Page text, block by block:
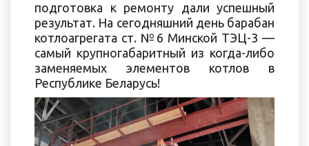
подготовка к ремонту дали успешный
результат. На сегодняшний день барабан
котлоагрегата ст. №6 Минской ТЭЦ-3 —
самый крупногабаритный из когда-либо
заменяемых элементов котлов в
Республике Беларусь!